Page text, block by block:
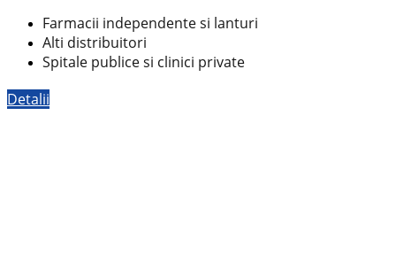
Farmacii independente si lanturi
Alti distribuitori
Spitale publice si clinici private
Detalii